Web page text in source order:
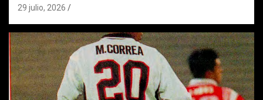
29 julio, 2026